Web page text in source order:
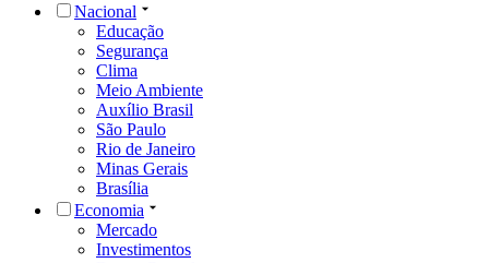
Nacional
Educação
Segurança
Clima
Meio Ambiente
Auxílio Brasil
São Paulo
Rio de Janeiro
Minas Gerais
Brasília
Economia
Mercado
Investimentos